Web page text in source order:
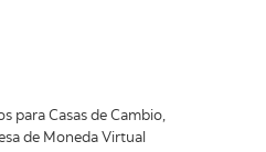
para Casas de Cambio,
de Moneda Virtual